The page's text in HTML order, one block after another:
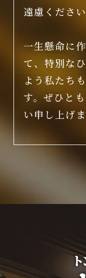
遠慮ください
一生懸命に
て、特別な
よう私たち
す。ぜひと
い申し上げま